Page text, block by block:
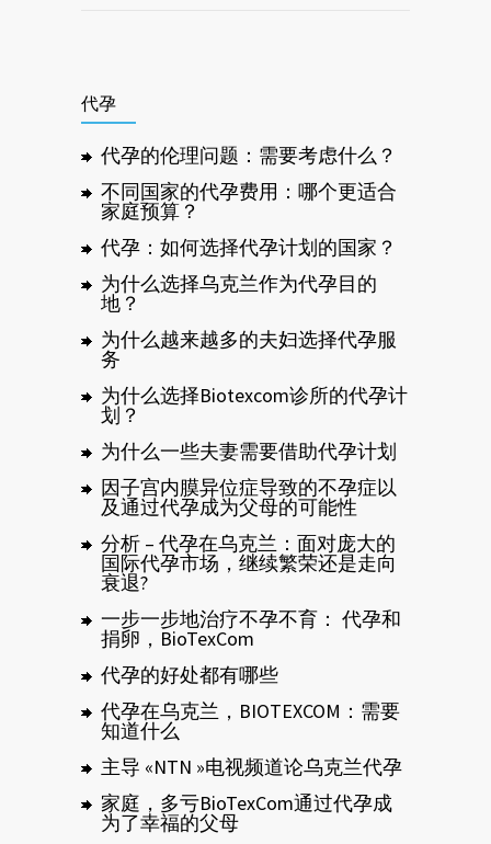
代孕
代孕的伦理问题：需要考虑什么？
不同国家的代孕费用：哪个更适合
家庭预算？
代孕：如何选择代孕计划的国家？
为什么选择乌克兰作为代孕目的
地？
为什么越来越多的夫妇选择代孕服
务
为什么选择Biotexcom诊所的代孕计
划？
为什么一些夫妻需要借助代孕计划
因子宫内膜异位症导致的不孕症以
及通过代孕成为父母的可能性
分析 – 代孕在乌克兰：面对庞大的
国际代孕市场，继续繁荣还是走向
衰退?
一步一步地治疗不孕不育： 代孕和
捐卵，BioTexCom
代孕的好处都有哪些
代孕在乌克兰，BIOTEXCOM：需要
知道什么
主导 «NTN »电视频道论乌克兰代孕
家庭，多亏BioTexCom通过代孕成
为了幸福的父母